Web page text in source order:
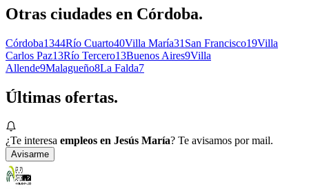
Otras ciudades en Córdoba.
Córdoba1344Río Cuarto40Villa María31 San Francisco19Villa
Carlos Paz13Río Tercero13Buenos Aires9Villa
Allende9Malagueño8La Falda7
Últimas ofertas.
¿Te interesa empleos en Jesús María? Te avisamos por mail.
Avisarme